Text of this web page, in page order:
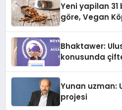
Yeni yapilan
göre, Vegan
Bhaktawer:
konusunda
Yunan uzman:
projesi